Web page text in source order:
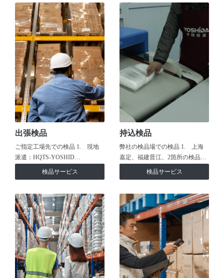
出張検品
ご指定工場先での検品 1. 現地
派遣：HQTS-YOSHID…
検品サービス
持込検品
弊社の検品場での検品 1. 上海
嘉定、福建晋江、2箇所の検品…
検品サービス